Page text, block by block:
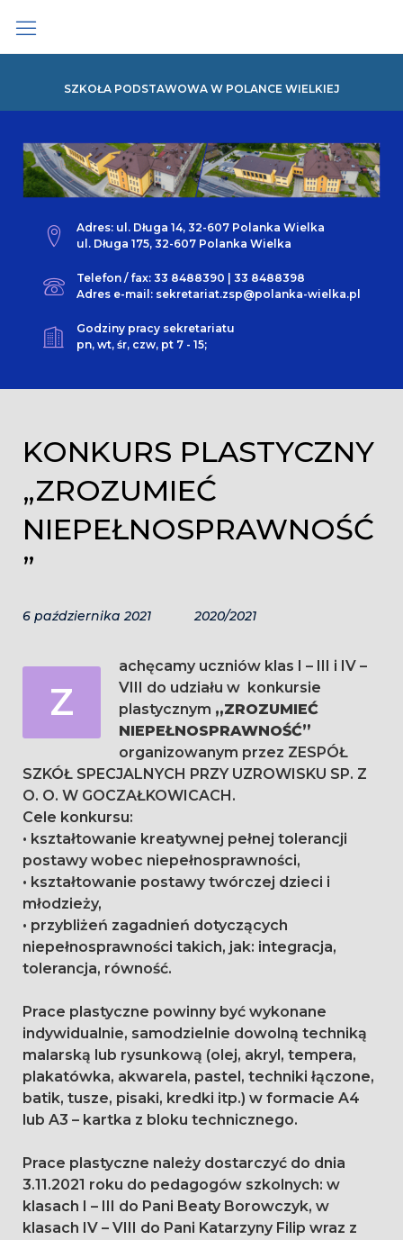
content
SZKOŁA PODSTAWOWA W POLANCE WIELKIEJ
Adres: ul. Długa 14, 32-607 Polanka Wielka
ul. Długa 175, 32-607 Polanka Wielka
Telefon / fax: 33 8488390 | 33 8488398
Adres e-mail: sekretariat.zsp@polanka-wielka.pl
Godziny pracy sekretariatu
pn, wt, śr, czw, pt 7 - 15;
KONKURS PLASTYCZNY
„ZROZUMIEĆ
NIEPEŁNOSPRAWNOŚĆ
”
6 października 2021 2020/2021
Z
achęcamy uczniów klas I – III i IV –
VIII do udziału w konkursie plastycznym „ZROZUMIEĆ
NIEPEŁNOSPRAWNOŚĆ”
organizowanym przez ZESPÓŁ
SZKÓŁ SPECJALNYCH PRZY UZROWISKU SP. Z
O. O. W GOCZAŁKOWICACH.
Cele konkursu:
• kształtowanie kreatywnej pełnej tolerancji
postawy wobec niepełnosprawności,
• kształtowanie postawy twórczej dzieci i
młodzieży,
• przybliżeń zagadnień dotyczących
niepełnosprawności takich, jak: integracja,
tolerancja, równość.
Prace plastyczne powinny być wykonane
indywidualnie, samodzielnie dowolną techniką
malarską lub rysunkową (olej, akryl, tempera,
plakatówka, akwarela, pastel, techniki łączone,
batik, tusze, pisaki, kredki itp.) w formacie A4
lub A3 – kartka z bloku technicznego.
Prace plastyczne należy dostarczyć do dnia
3.11.2021 roku do pedagogów szkolnych: w
klasach I – III do Pani Beaty Borowczyk, w
klasach IV – VIII do Pani Katarzyny Filip wraz z